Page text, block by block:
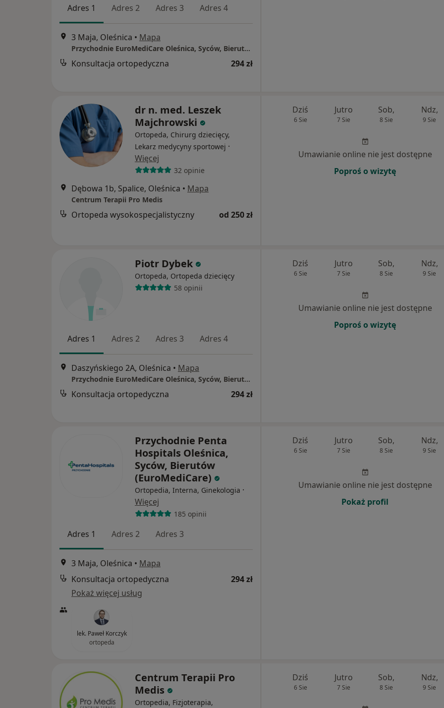
Adres 1 Adres 2 Adres 3 Adres 4
3 Maja, Oleśnica • Mapa
Przychodnie EuroMediCare Oleśnica, Syców, Bierutów
Konsultacja ortopedyczna 294 zł
dr n. med. Leszek
Majchrowski
Ortopeda, Chirurg dziecięcy,
Lekarz medycyny sportowej ·
Więcej
32 opinie
Dębowa 1b, Spalice, Oleśnica • Mapa
Centrum Terapii Pro Medis
Ortopeda wysokospecjalistyczny od 250 zł
Dziś
6 Sie
Jutro
7 Sie
Sob,
8 Sie
Ndz,
9 Sie
Umawianie online nie jest dostępne
Poproś o wizytę
Piotr Dybek
Ortopeda, Ortopeda dziecięcy
58 opinii
Adres 1 Adres 2 Adres 3 Adres 4
Daszyńskiego 2A, Oleśnica • Mapa
Przychodnie EuroMediCare Oleśnica, Syców, Bierutów
Konsultacja ortopedyczna 294 zł
Dziś
6 Sie
Jutro
7 Sie
Sob,
8 Sie
Ndz,
9 Sie
Umawianie online nie jest dostępne
Poproś o wizytę
Przychodnie Penta
Hospitals Oleśnica,
Syców, Bierutów
(EuroMediCare)
Ortopedia, Interna, Ginekologia ·
Więcej
185 opinii
Adres 1 Adres 2 Adres 3
3 Maja, Oleśnica • Mapa
Konsultacja ortopedyczna
294 zł
Pokaż więcej usług
lek. Paweł Korczyk
ortopeda
Dziś
6 Sie
Jutro
7 Sie
Sob,
8 Sie
Ndz,
9 Sie
Umawianie online nie jest dostępne
Pokaż profil
Centrum Terapii Pro
Medis
Ortopedia, Fizjoterapia,
Dziś
6 Sie
Jutro
7 Sie
Sob,
8 Sie
Ndz,
9 Sie